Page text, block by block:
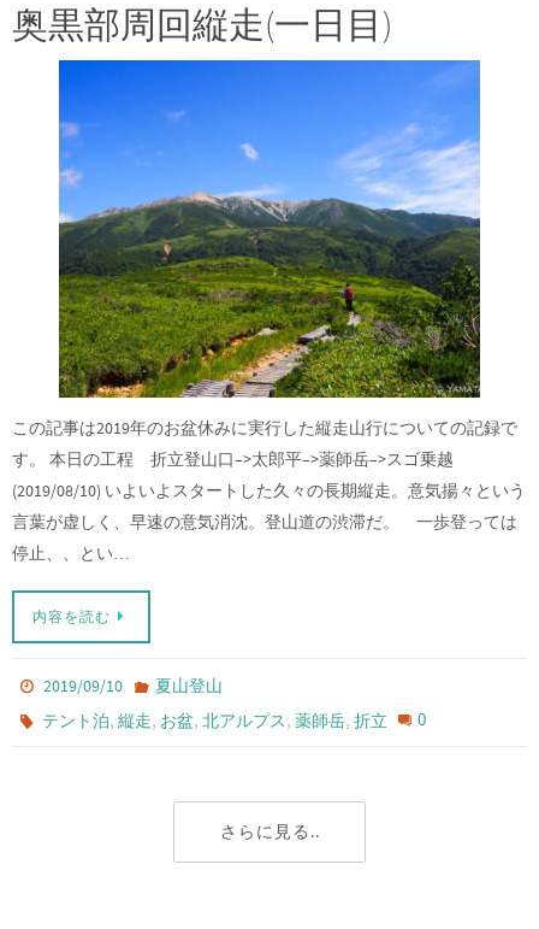
奥黒部周回縦走(一日目)
この記事は2019年のお盆休みに実行した縦走山行についての記録で
す。 本日の工程 折立登山口–>太郎平–>薬師岳–>スゴ乗越
(2019/08/10) いよいよスタートした久々の長期縦走。意気揚々という
言葉が虚しく、早速の意気消沈。登山道の渋滞だ。 一歩登っては
停止、、とい…
内容を読む
2019/09/10
夏山登山
テント泊,縦走, お盆,北アルプス,薬師岳,折立 0
さらに見る..